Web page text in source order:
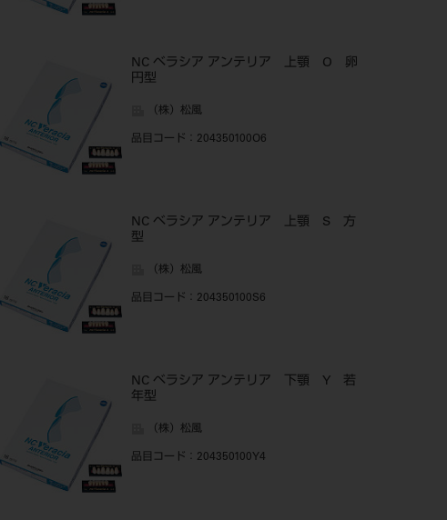
NC ベラシア アンテリア 上顎 O 卵
円型
（株）松風
品目コード ：204350100O6
NC ベラシア アンテリア 上顎 S 方
型
（株）松風
品目コード ：204350100S6
NC ベラシア アンテリア 下顎 Y 若
年型
（株）松風
品目コード ：204350100Y4